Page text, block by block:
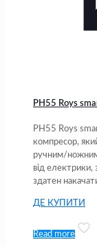
PH55 Roys
PH55 Roys
компресор,
ручним/ножним
від електрики,
здатен
ДЕ КУПИТИ
Read more